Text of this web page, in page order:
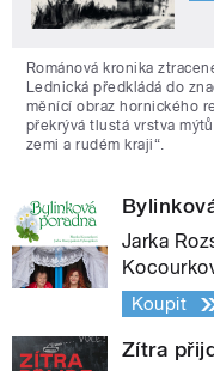
Románová kronika
Lednická předkládá do
měnící obraz hornického
překrývá tlustá vrstva
zemi a rudém kraji“.
Jarka
Koupit
Zítra